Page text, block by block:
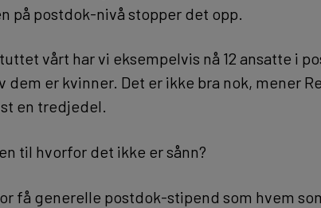
på postdok-nivå stopper det opp.
vårt har vi eksempelvis nå 12 ansatte i
dem er kvinner. Det er ikke bra nok, mener
en tredjedel.
til hvorfor det ikke er sånn?
få generelle postdok-stipend som hvem